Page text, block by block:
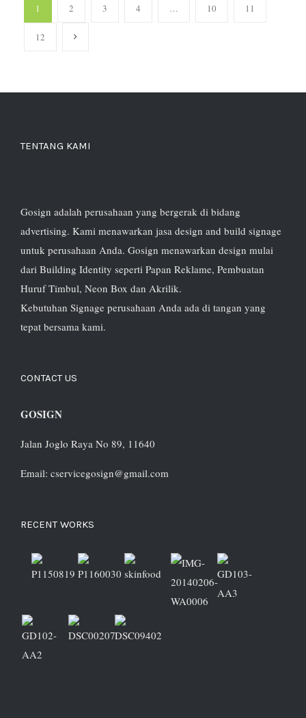
1 2 3 4 … 10 11
12
TENTANG KAMI
Gosign adalah perusahaan yang bergerak di bidang
advertising. Kami menawarkan jasa design and build signage
untuk perusahaan Anda. Gosign menawarkan design mulai
dari Building Identity seperti Papan Reklame, Pembuatan
Huruf Timbul, Neon Box dan Akrilik.
Kebutuhan Signage perusahaan Anda ada di tangan yang
tepat bersama kami.
CONTACT US
GOSIGN
Jalan Joglo Raya No 89, 11640
Email: cservicegosign@gmail.com
RECENT WORKS